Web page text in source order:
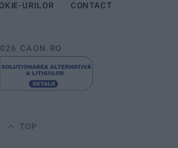
URILOR CONTACT
CAON.RO
TOP